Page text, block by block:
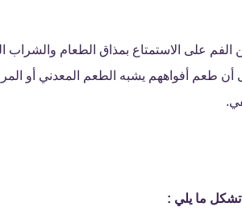
على الاستمتاع بمذاق الطعام والشراب
طعم أفواههم يشبه الطعم المعدني أو
تشكل ما يلي :